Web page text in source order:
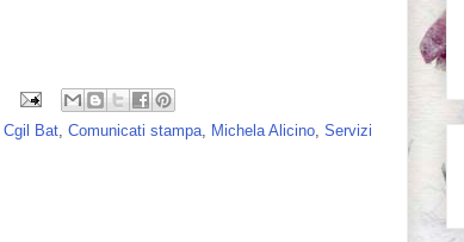
Cgil Bat Comunicati stampa Michela Alicino Servizi